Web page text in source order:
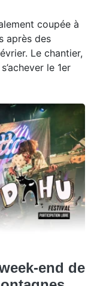
coupée à
après des
Le chantier,
le 1er
end de